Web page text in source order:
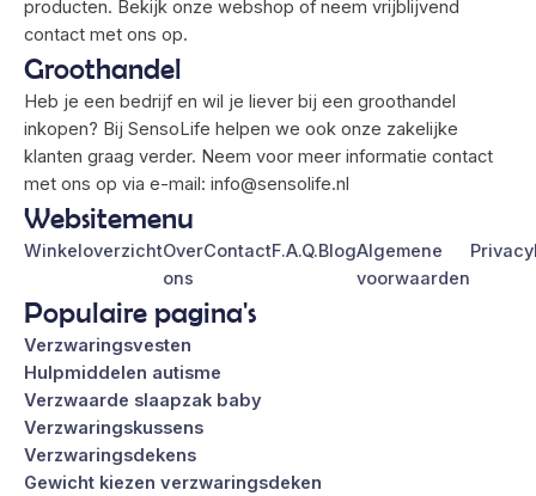
producten. Bekijk onze webshop of neem vrijblijvend
contact met ons op.
Groothandel
Heb je een bedrijf en wil je liever bij een groothandel
inkopen? Bij SensoLife helpen we ook onze zakelijke
klanten graag verder. Neem voor meer informatie contact
met ons op via e-mail: info@sensolife.nl
Websitemenu
WinkeloverzichtOver
ons
ContactF.A.Q.BlogAlgemene
voorwaarden
Populaire pagina's
Verzwaringsvesten
Hulpmiddelen autisme
Verzwaarde slaapzak baby
Verzwaringskussens
Verzwaringsdekens
Gewicht kiezen verzwaringsdeken